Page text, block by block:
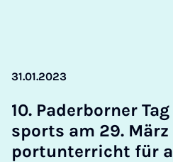
31.01.2023
10. Pa­der­bor­ner
sports am 29.
port­un­ter­richt für